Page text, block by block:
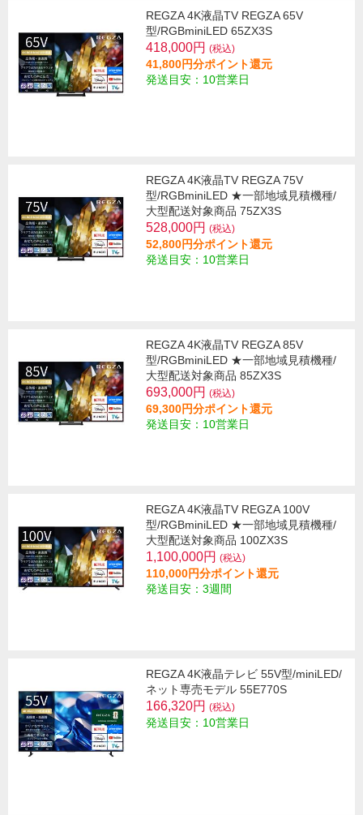
REGZA 4K液晶TV REGZA 65V
型/RGBminiLED 65ZX3S
418,000円 (税込)
41,800円分ポイント還元
発送目安：10営業日
REGZA 4K液晶TV REGZA 75V
型/RGBminiLED ★一部地域見積機種/
大型配送対象商品 75ZX3S
528,000円 (税込)
52,800円分ポイント還元
発送目安：10営業日
REGZA 4K液晶TV REGZA 85V
型/RGBminiLED ★一部地域見積機種/
大型配送対象商品 85ZX3S
693,000円 (税込)
69,300円分ポイント還元
発送目安：10営業日
REGZA 4K液晶TV REGZA 100V
型/RGBminiLED ★一部地域見積機種/
大型配送対象商品 100ZX3S
1,100,000円 (税込)
110,000円分ポイント還元
発送目安：3週間
REGZA 4K液晶テレビ 55V型/miniLED/
ネット専売モデル 55E770S
166,320円 (税込)
発送目安：10営業日